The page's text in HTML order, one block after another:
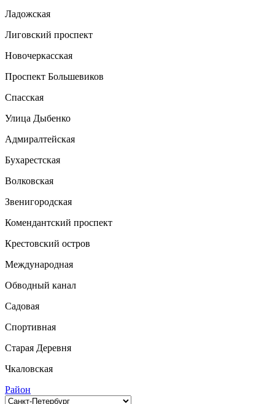
Ладожская
Лиговский проспект
Новочеркасская
Проспект Большевиков
Спасская
Улица Дыбенко
Адмиралтейская
Бухарестская
Волковская
Звенигородская
Комендантский проспект
Крестовский остров
Международная
Обводный канал
Садовая
Спортивная
Старая Деревня
Чкаловская
Район